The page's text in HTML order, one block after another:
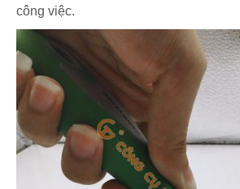
công việc.